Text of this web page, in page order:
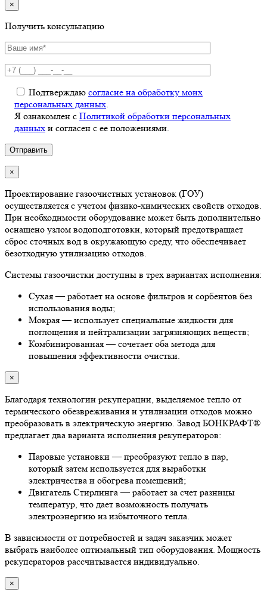
×
Получить консультацию
Подтверждаю согласие на обработку моих
персональных данных
Я ознакомлен с Политикой обработки персональных
данных и согласен с ее положениями.
×
Проектирование газоочистных установок (ГОУ)
осуществляется с учетом физико-химических свойств отходов.
При необходимости оборудование может быть дополнительно
оснащено узлом водоподготовки, который предотвращает
сброс сточных вод в окружающую среду, что обеспечивает
безотходную утилизацию отходов.
Системы газоочистки доступны в трех вариантах исполнения:
Сухая — работает на основе фильтров и сорбентов без
использования воды;
Мокрая — использует специальные жидкости для
поглощения и нейтрализации загрязняющих веществ;
Комбинированная — сочетает оба метода для
повышения эффективности очистки.
×
Благодаря технологии рекуперации, выделяемое тепло от
термического обезвреживания и утилизации отходов можно
преобразовать в электрическую энергию. Завод БОНКРАФТ®
предлагает два варианта исполнения рекуператоров:
Паровые установки — преобразуют тепло в пар,
который затем используется для выработки
электричества и обогрева помещений;
Двигатель Стирлинга — работает за счет разницы
температур, что дает возможность получать
электроэнергию из избыточного тепла.
В зависимости от потребностей и задач заказчик может
выбрать наиболее оптимальный тип оборудования. Мощность
рекуператоров рассчитывается индивидуально.
×